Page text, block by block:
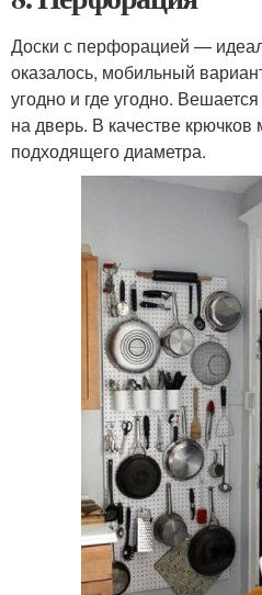
Доски с перфорацией —
оказалось, мобильный
угодно и где угодно.
на дверь. В качестве
подходящего диаметра.